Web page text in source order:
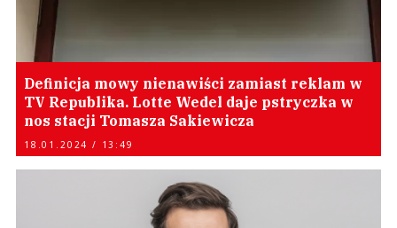
Definicja mowy nienawiści zamiast reklam w
TV Republika. Lotte Wedel daje pstryczka w
nos stacji Tomasza Sakiewicza
18.01.2024 / 13:49